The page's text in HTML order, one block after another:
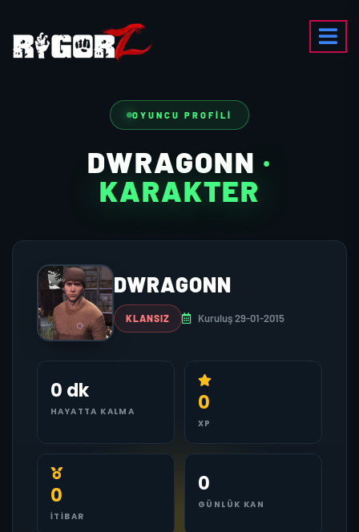
OYUNCU PROFILI
DWRAGONN ·
KARAKTER
DWRAGONN
KLANSIZ Kuruluş 29-01-2015
0 dk
HAYATTA KALMA 0
XP
0
İTIBAR
0
GÜNLÜK KAN